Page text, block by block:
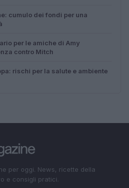
cumulo dei fondi per una
per le amiche di Amy
contro Mitch
rischi per la salute e ambiente
per oggi. News, ricette della
e consigli pratici.